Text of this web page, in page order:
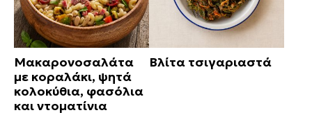
Μακαρονοσαλάτα
με κοραλάκι, ψητά
κολοκύθια, φασόλια
και ντοματίνια
Βλίτα τσιγαριαστά